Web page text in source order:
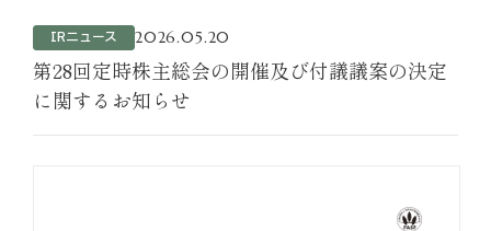
運営ホテル
IR・投資家情報
IRニュース 2026.05.20
第28回定時株主総会の開催及び付議議案の決定
に関するお知らせ